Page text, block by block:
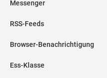
Messenger
RSS-Feeds
Browser-Benachrichtigung
Ess-Klasse